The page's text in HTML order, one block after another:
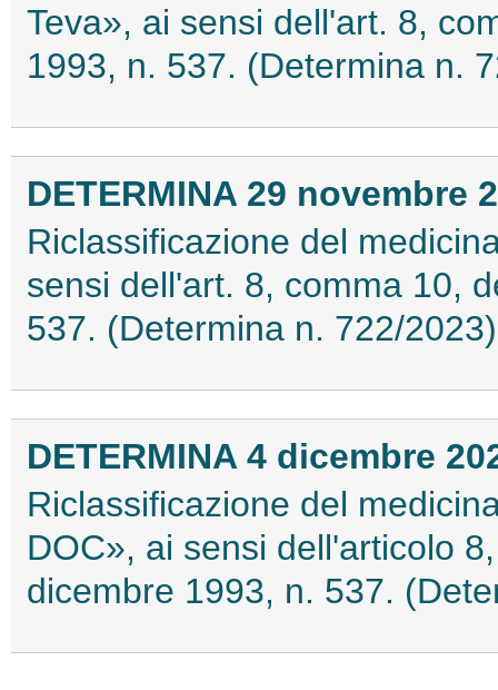
Teva», ai sensi dell'art. 8,
1993, n. 537. (Determina n.
DETERMINA 29 novembre
Riclassificazione del
sensi dell'art. 8, comma 10,
537. (Determina n. 722/
DETERMINA 4 dicembre
Riclassificazione del
DOC», ai sensi dell'articolo
dicembre 1993, n. 537.